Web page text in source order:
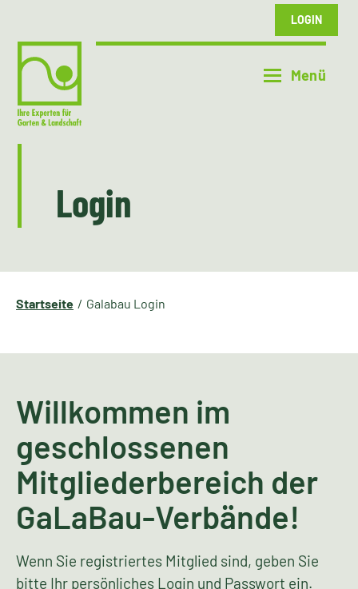
LOGIN
Login
Startseite Galabau Login
Willkommen im
geschlossenen
Mitgliederbereich der
GaLaBau-Verbände!
Wenn Sie registriertes Mitglied sind, geben Sie
bitte Ihr persönliches Login und Passwort ein.